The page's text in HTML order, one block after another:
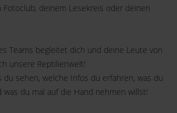
deinem Lesekreis oder deinen
Teams begleitet dich und deine Leute von
unsere Reptilienwelt!
du sehen, welche Infos du erfahren, was du
du mal auf die Hand nehmen willst!